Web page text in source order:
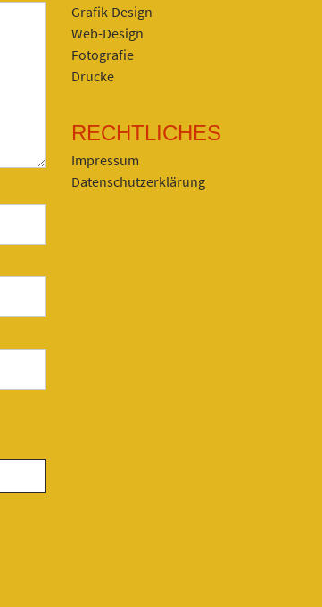
Grafik-Design
Web-Design
Fotografie
Drucke
RECHTLICHES
Impressum
Datenschutzerklärung